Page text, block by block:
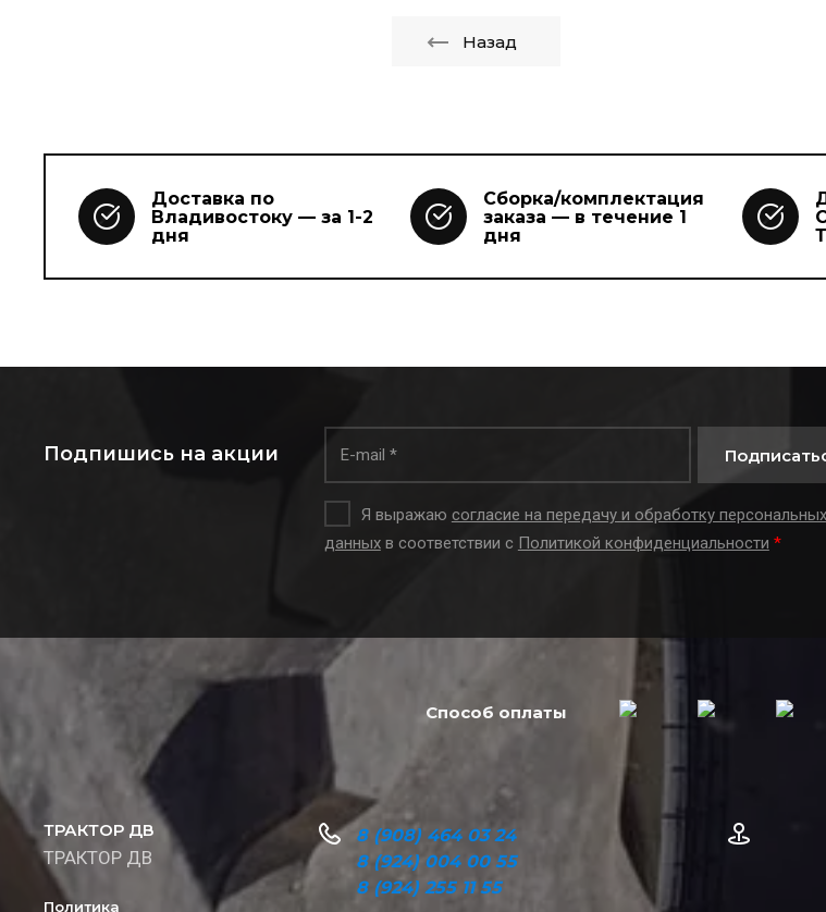
Назад
Доставка по
Владивостоку — за 1-2
дня
Сборка/комплектация
заказа — в течение 1
дня
Подпишись на акции
Я выражаю согласие на передачу и обработку персональных
данныхв соответствии с Политикой конфиденциальности *
Способ оплаты
ТРАКТОР ДВ
ТРАКТОР ДВ
Политика
8 (908) 464 03 24
8 (924) 004 00 55
8 (924) 255 11 55